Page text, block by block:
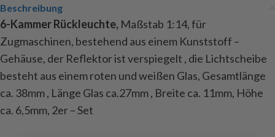
Beschreibung
6-Kammer Rückleuchte, Maßstab 1:14, für
Zugmaschinen, bestehend aus einem Kunststoff –
Gehäuse, der Reflektor ist verspiegelt , die Lichtscheibe
besteht aus einem roten und weißen Glas, Gesamtlänge
ca. 38mm , Länge Glas ca.27mm , Breite ca. 11mm, Höhe
ca. 6,5mm, 2er – Set